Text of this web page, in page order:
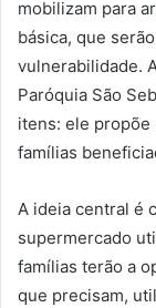
mobilizam para
básica, que
vulnerabilidade.
Paróquia São
itens: ele propõe
famílias
A ideia central é
supermercado
famílias terão a
que precisam,